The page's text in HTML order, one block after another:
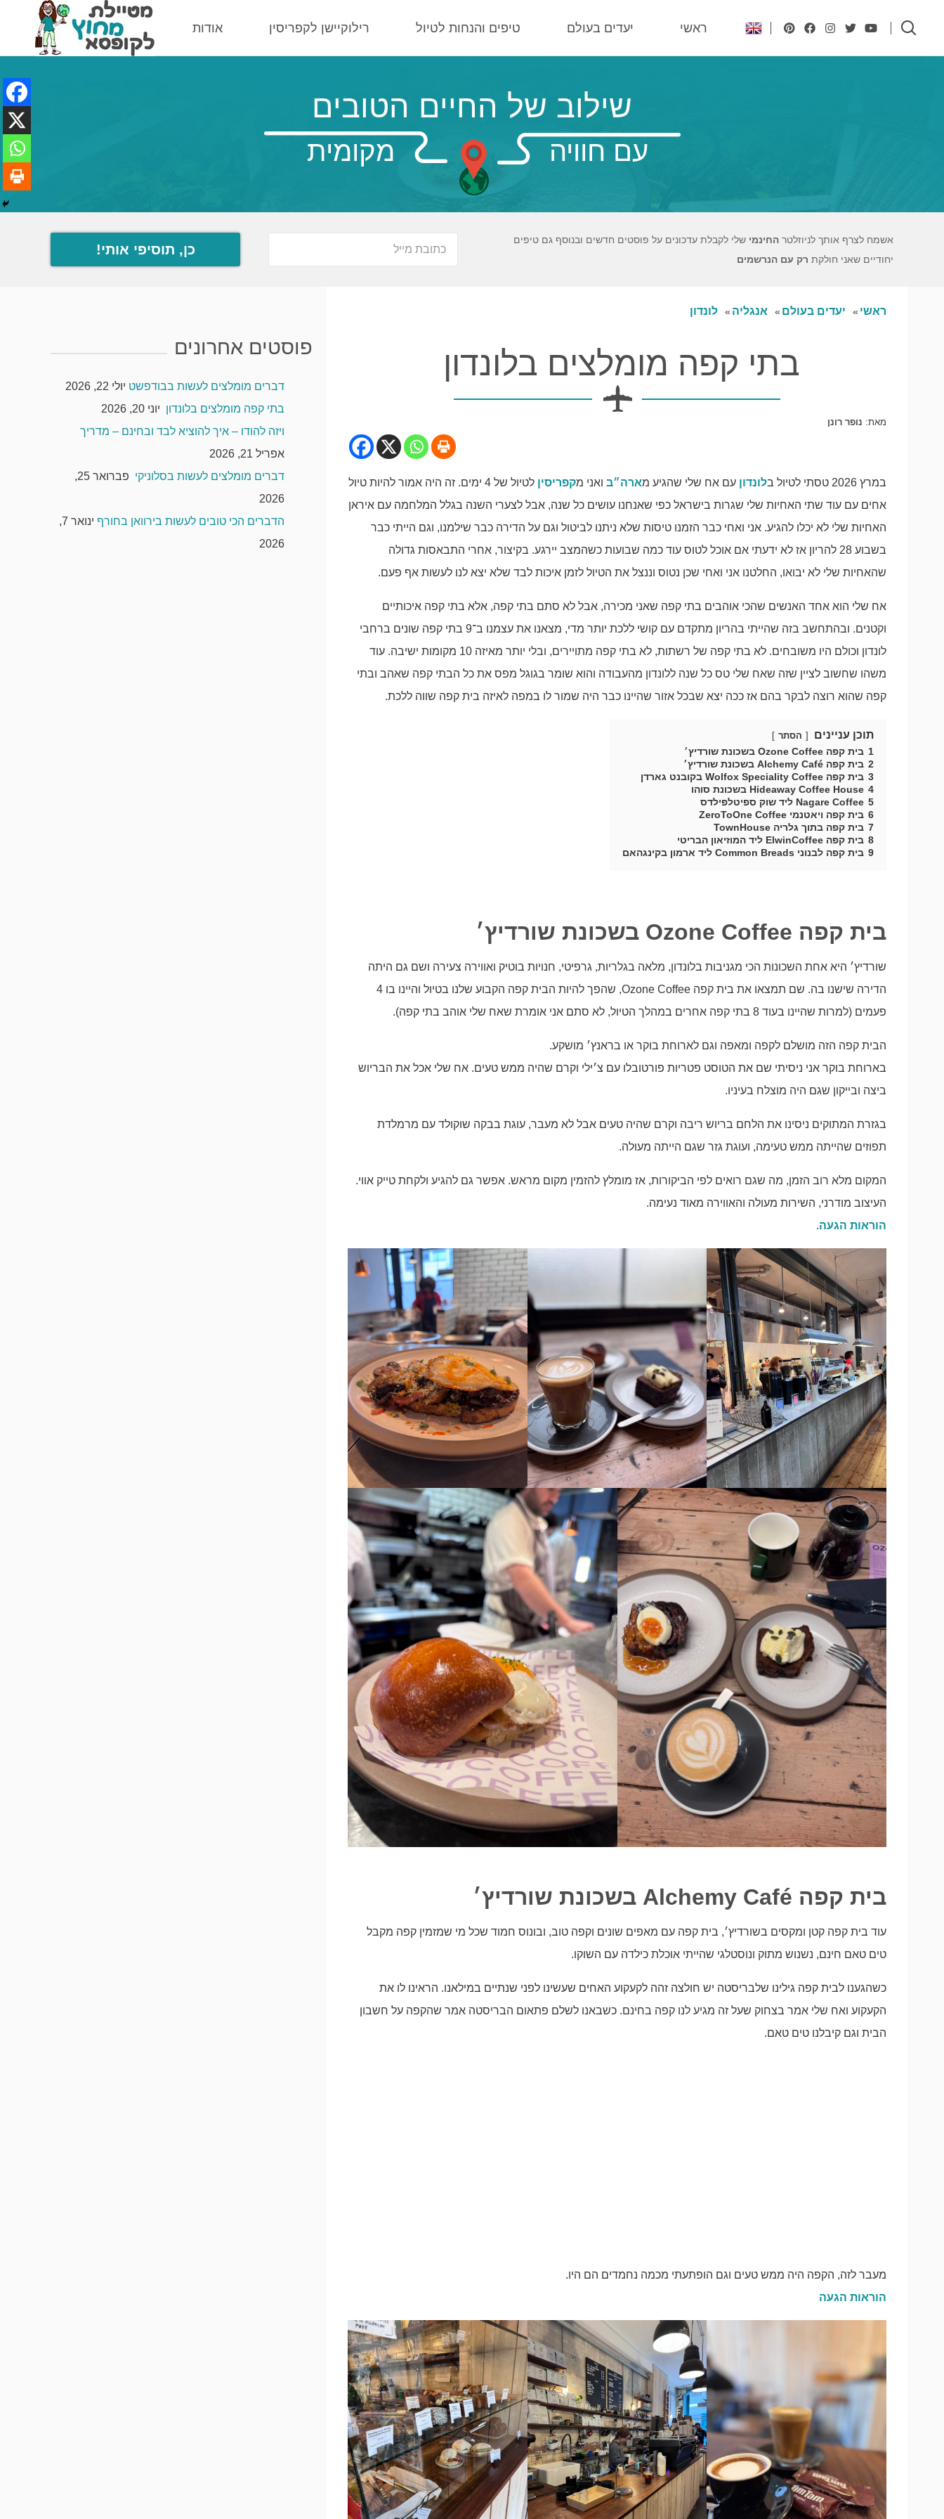
ראשי יעדים בעולם טיפים והנחות לטיול רילוקיישן לקפריסין אודות
שילוב של החיים הטובים
עם חוויה מקומית
אשמח לצרף אותך לניוזלטר החינמי שלי לקבלת עדכונים על פוסטים חדשים ובנוסף גם טיפים
יחודיים שאני חולקת רק עם הנרשמים
כן, תוסיפי אותי!
ראשי יעדים בעולם אנגליה לונדון
בתי קפה מומלצים בלונדון
מאת: נופר רונן
במרץ 2026 טסתי לטיול ב לונדון עם אח שלי שהגיע מארה״ב ואני מקפריסין
לטיול של 4 ימים. זה היה אמור להיות טיול
אחים עם עוד שתי האחיות שלי שגרות בישראל כפי שאנחנו עושים כל שנה, אבל לצערי השנה בגלל המלחמה עם איראן
האחיות שלי לא יכלו להגיע. אני ואחי כבר הזמנו טיסות שלא ניתנו לביטול וגם על הדירה כבר שילמנו, וגם הייתי כבר
בשבוע 28 להריון אז לא ידעתי אם אוכל לטוס עוד כמה שבועות כשהמצב יירגע. בקיצור, אחרי התבאסות גדולה
שהאחיות שלי לא יבואו, החלטנו אני ואחי שכן נטוס וננצל את הטיול לזמן איכות לבד שלא יצא לנו לעשות אף פעם.
אח שלי הוא אחד האנשים שהכי אוהבים בתי קפה שאני מכירה, אבל לא סתם בתי קפה, אלא בתי קפה איכותיים
וקטנים. ובהתחשב בזה שהייתי בהריון מתקדם עם קושי ללכת יותר מדי, מצאנו את עצמנו ב־9 בתי קפה שונים ברחבי
לונדון וכולם היו משובחים. לא בתי קפה של רשתות, לא בתי קפה מתויירים, ובלי יותר מאיזה 10 מקומות ישיבה. עוד
משהו שחשוב לציין שזה שאח שלי טס כל שנה ללונדון מהעבודה והוא שומר בגוגל מפס את כל הבתי קפה שאהב ובתי
קפה שהוא רוצה לבקר בהם אז ככה יצא שבכל אזור שהיינו כבר היה שמור לו במפה לאיזה בית קפה שווה ללכת.
תוכן עניינים הסתר
1 בית קפה Ozone Coffee בשכונת שורדיץ׳
2 בית קפה Alchemy Café בשכונת שורדיץ׳
3 בית קפה Wolfox Speciality Coffee בקובנט גארדן
4 Hideaway Coffee House בשכונת סוהו
5 Nagare Coffee ליד שוק ספיטלפילדס
6 בית קפה ויאטנמי ZeroToOne Coffee
7 בית קפה בתוך גלריה TownHouse
8 בית קפה ElwinCoffee ליד המוזיאון הבריטי
9 בית קפה לבנוני Common Breads ליד ארמון בקינגהאם
בית קפה Ozone Coffee בשכונת שורדיץ׳
שורדיץ׳ היא אחת השכונות הכי מגניבות בלונדון, מלאה בגלריות, גרפיטי, חנויות בוטיק ואווירה צעירה ושם גם היתה
הדירה שישנו בה. שם תמצאו את בית קפה Ozone Coffee, שהפך להיות הבית קפה הקבוע שלנו בטיול והיינו בו 4
פעמים (למרות שהיינו בעוד 8 בתי קפה אחרים במהלך הטיול, לא סתם אני אומרת שאח שלי אוהב בתי קפה).
הבית קפה הזה מושלם לקפה ומאפה וגם לארוחת בוקר או בראנץ׳ מושקע.
בארוחת בוקר אני ניסיתי שם את הטוסט פטריות פורטובלו עם צ׳ילי וקרם שהיה ממש טעים. אח שלי אכל את הבריוש
ביצה ובייקון שגם היה מוצלח בעיניו.
בגזרת המתוקים ניסינו את הלחם בריוש ריבה וקרם שהיה טעים אבל לא מעבר, עוגת בבקה שוקולד עם מרמלדת
תפוזים שהייתה ממש טעימה, ועוגת גזר שגם הייתה מעולה.
המקום מלא רוב הזמן, מה שגם רואים לפי הביקורות, אז מומלץ להזמין מקום מראש. אפשר גם להגיע ולקחת טייק אווי.
העיצוב מודרני, השירות מעולה והאווירה מאוד נעימה.
הוראות הגעה.
בית קפה Alchemy Café בשכונת שורדיץ׳
עוד בית קפה קטן ומקסים בשורדיץ׳, בית קפה עם מאפים שונים וקפה טוב, ובונוס חמוד שכל מי שמזמין קפה מקבל
טים טאם חינם, נשנוש מתוק ונוסטלגי שהייתי אוכלת כילדה עם השוקו.
כשהגענו לבית קפה גילינו שלבריסטה יש חולצה זהה לקעקוע האחים שעשינו לפני שנתיים במילאנו. הראינו לו את
הקעקוע ואח שלי אמר בצחוק שעל זה מגיע לנו קפה בחינם. כשבאנו לשלם פתאום הבריסטה אמר שהקפה על חשבון
הבית וגם קיבלנו טים טאם.
מעבר לזה, הקפה היה ממש טעים וגם הופתעתי מכמה נחמדים הם היו.
הוראות הגעה
פוסטים אחרונים
דברים מומלצים לעשות בבודפשט יולי 22, 2026
בתי קפה מומלצים בלונדון יוני 20, 2026
ויזה להודו – איך להוציא לבד ובחינם – מדריך
אפריל 21, 2026
דברים מומלצים לעשות בסלוניקי
פברואר 25,
2026
הדברים הכי טובים לעשות בירוואן בחורף
ינואר 7,
2026